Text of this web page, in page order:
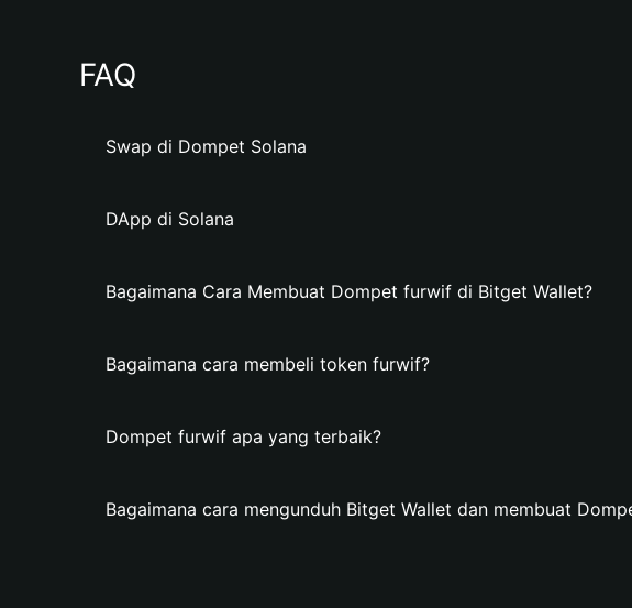
FAQ
Swap di Dompet Solana
DApp di Solana
Bagaimana Cara Membuat Dompet furwif di Bitget Wallet?
Bagaimana cara membeli token furwif?
Dompet furwif apa yang terbaik?
Bagaimana cara mengunduh Bitget Wallet dan membuat